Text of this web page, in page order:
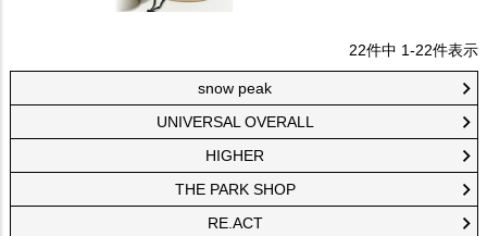
22件中 1-22件表示
snow peak
UNIVERSAL OVERALL
HIGHER
THE PARK SHOP
RE.ACT